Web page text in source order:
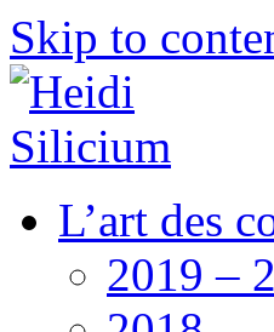
Skip to
L’art des
2019 –